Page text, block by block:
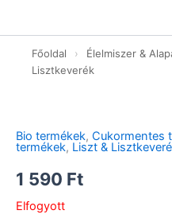
tartalomhoz
Főoldal › Élelmiszer &
Lisztkeverék
Bio termékek, Cukormentes
termékek, Liszt &
1 590 Ft
Elfogyott